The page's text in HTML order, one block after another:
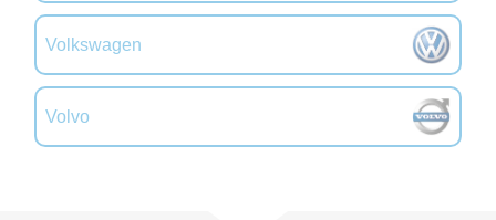
Volkswagen
Volvo